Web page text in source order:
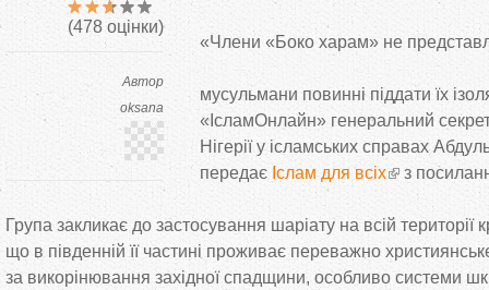
(478 оцінки)
Автор
oksana
«Члени «Боко харам» не
мусульмани повинні піддати їх
«ІсламОнлайн» генеральний
Нігерії у ісламських справах
передає Іслам для всіх з
Група закликає до застосування шаріату на всій
що в південній її частині проживає переважно
за викорінювання західної спадщини, особливо системи